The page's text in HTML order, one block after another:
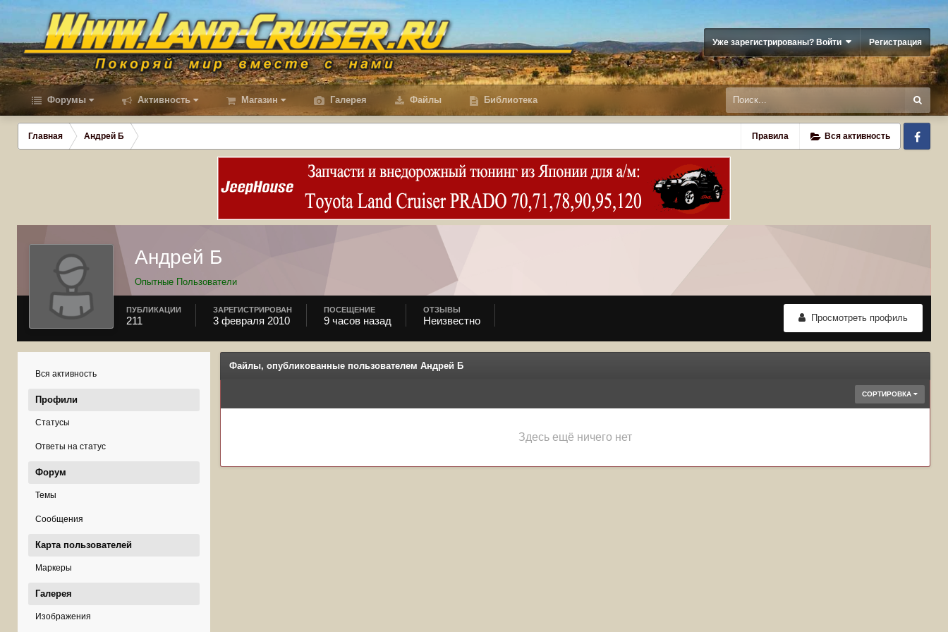
Уже зарегистрированы? Войти Регистрация
Форумы Активность Магазин Галерея Файлы Библиотека
Правила Вся активность
Главная Андрей Б
Андрей Б
Опытные Пользователи
Просмотреть профиль
ПУБЛИКАЦИИ
211
ЗАРЕГИСТРИРОВАН
3 февраля 2010
ПОСЕЩЕНИЕ
9 часов назад
ОТЗЫВЫ
Неизвестно
Вся активность
Профили
Статусы
Ответы на статус
Форум
Темы
Сообщения
Карта пользователей
Маркеры
Галерея
Изображения
Файлы, опубликованные пользователем Андрей Б
СОРТИРОВКА
Здесь ещё ничего нет